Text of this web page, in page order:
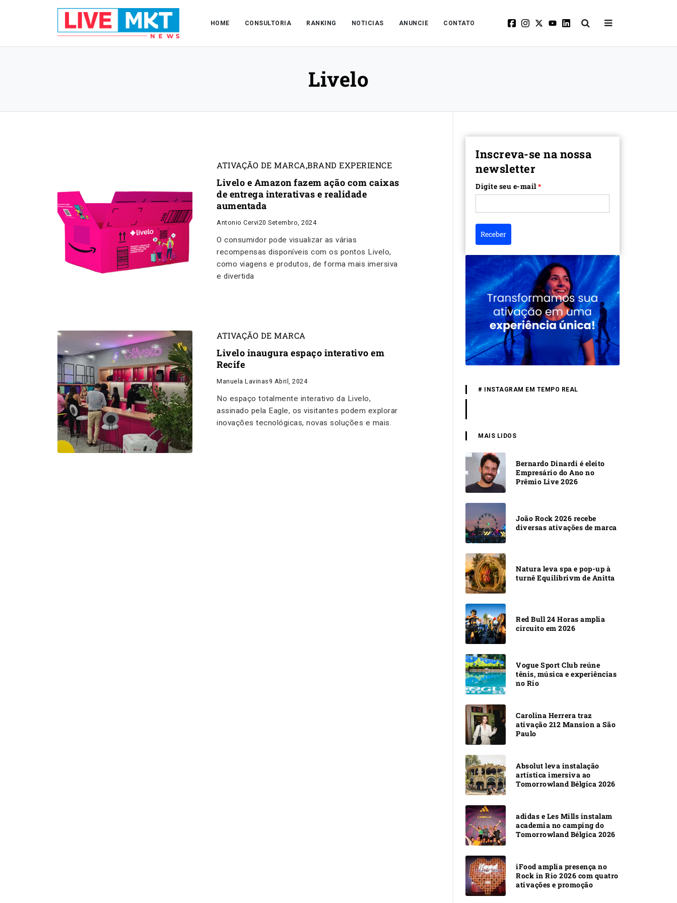
HOME CONSULTORIA RANKING NOTICIAS ANUNCIE CONTATO
Livelo
ATIVAÇÃO DE MARCA,BRAND EXPERIENCE
Livelo e Amazon fazem ação com caixas
de entrega interativas e realidade
aumentada
Antonio Cervi20 Setembro, 2024
O consumidor pode visualizar as várias
recompensas disponíveis com os pontos Livelo,
como viagens e produtos, de forma mais imersiva
e divertida
ATIVAÇÃO DE MARCA
Livelo inaugura espaço interativo em
Recife
Manuela Lavinas 9 Abril, 2024
No espaço totalmente interativo da Livelo,
assinado pela Eagle, os visitantes podem explorar
inovações tecnológicas, novas soluções e mais.
Inscreva-se na nossa
newsletter
Digite seu e-mail*
Receber
# INSTAGRAM EM TEMPO REAL
MAIS LIDOS
Bernardo Dinardi é eleito
Empresário do Ano no
Prêmio Live 2026
João Rock 2026 recebe
diversas ativações de marca
Natura leva spa e pop-up à
turnê Equilibrivm de Anitta
Red Bull 24 Horas amplia
circuito em 2026
Vogue Sport Club reúne
tênis, música e experiências
no Rio
Carolina Herrera traz
ativação 212 Mansion a São
Paulo
Absolut leva instalação
artística imersiva ao
Tomorrowland Bélgica 2026
adidas e Les Mills instalam
academia no camping do
Tomorrowland Bélgica 2026
iFood amplia presença no
Rock in Rio 2026 com quatro
ativações e promoção